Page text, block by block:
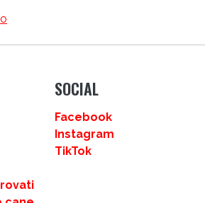
SOCIAL
Facebook
Instagram
TikTok